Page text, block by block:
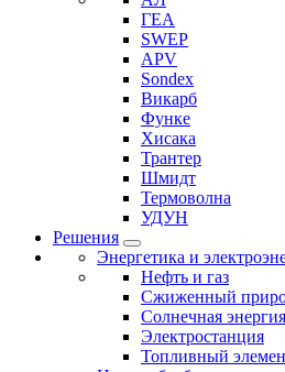
ГЕА
SWEP
APV
Sondex
Викарб
Функе
Хисака
Трантер
Шмидт
Термоволна
УДУН
Решения
Энергетика и
Нефть и газ
Сжиженный
Солнечная энергия
Электростанция
Топливный